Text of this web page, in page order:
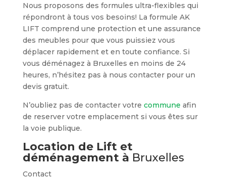
Nous proposons des formules ultra-flexibles qui
répondront à tous vos besoins! La formule AK
LIFT comprend une protection et une assurance
des meubles pour que vous puissiez vous
déplacer rapidement et en toute confiance. Si
vous déménagez à Bruxelles en moins de 24
heures, n’hésitez pas à nous contacter pour un
devis gratuit.
N’oubliez pas de contacter votre commune afin
de reserver votre emplacement si vous êtes sur
la voie publique.
Location de Lift et
déménagement à Bruxelles
Contact